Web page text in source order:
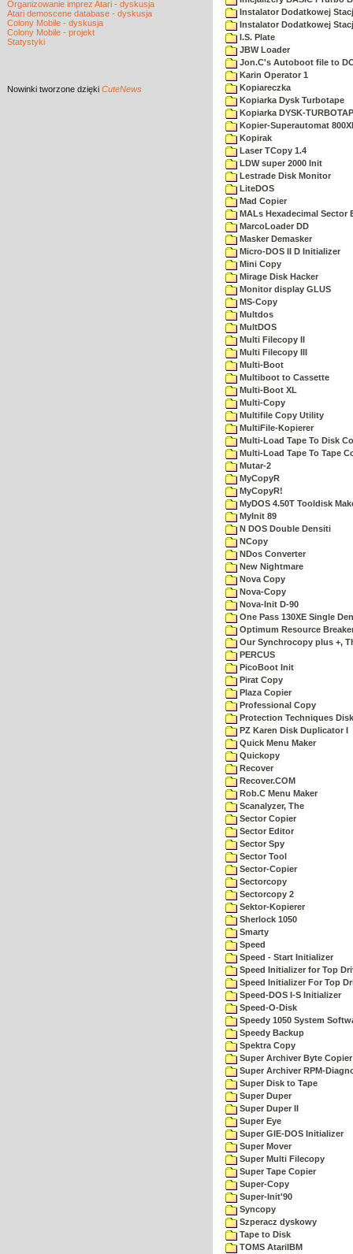
Organizowanie imprez Atari - dyskusja
Atari demoscene database - dyskusja
Colony Mobile - dyskusja
Colony Mobile - projekt
Statystyki
Nowinki tworzone dzięki CuteNews
Instalator Dodatkowej
Instalator Dodatkowej
I.S. Plate
JBW Loader
Jon.C's Autoboot file to
Karin Operator 1
Kopiareczka
Kopiarka Dysk Turbotape
Kopiarka DYSK-
Kopier-Superautomat
Kopirak
Laser TCopy 1.4
LDW super 2000 Init
Lestrade Disk Monitor
LiteDOS
Mad Copier
MALs Hexadecimal Sector
MarcoLoader DD
Masker Demasker
Micro-DOS II D Initializer
Mini Copy
Mirage Disk Hacker
Monitor display GLUS
MS-Copy
Multdos
MultDOS
Multi Filecopy II
Multi Filecopy III
Multi-Boot
Multiboot to Cassette
Multi-Boot XL
Multi-Copy
Multifile Copy Utility
MultiFile-Kopierer
Multi-Load Tape To Disk
Multi-Load Tape To Tape
Mutar-2
MyCopyR
MyCopyR!
MyDOS 4.50T Tooldisk
MyInit 89
N DOS Double Densiti
NCopy
NDos Converter
New Nightmare
Nova Copy
Nova-Copy
Nova-Init D-90
One Pass 130XE Single
Optimum Resource
Our Synchrocopy plus +,
PERCUS
PicoBoot Init
Pirat Copy
Plaza Copier
Professional Copy
Protection Techniques
PZ Karen Disk Duplicator I
Quick Menu Maker
Quickopy
Recover
Recover.COM
Rob.C Menu Maker
Scanalyzer, The
Sector Copier
Sector Editor
Sector Spy
Sector Tool
Sector-Copier
Sectorcopy
Sectorcopy 2
Sektor-Kopierer
Sherlock 1050
Smarty
Speed
Speed - Start Initializer
Speed Initializer for Top
Speed Initializer For Top
Speed-DOS I-S Initializer
Speed-O-Disk
Speedy 1050 System
Speedy Backup
Spektra Copy
Super Archiver Byte Copier
Super Archiver RPM-
Super Disk to Tape
Super Duper
Super Duper II
Super Eye
Super GIE-DOS Initializer
Super Mover
Super Multi Filecopy
Super Tape Copier
Super-Copy
Super-Init'90
Syncopy
Szperacz dyskowy
Tape to Disk
TOMS AtariIBM